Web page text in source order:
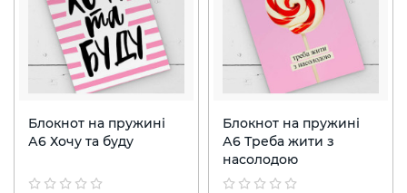
Блокнот на пружині
А6 Хочу та буду
Блокнот на пружині
А6 Треба жити з
насолодою